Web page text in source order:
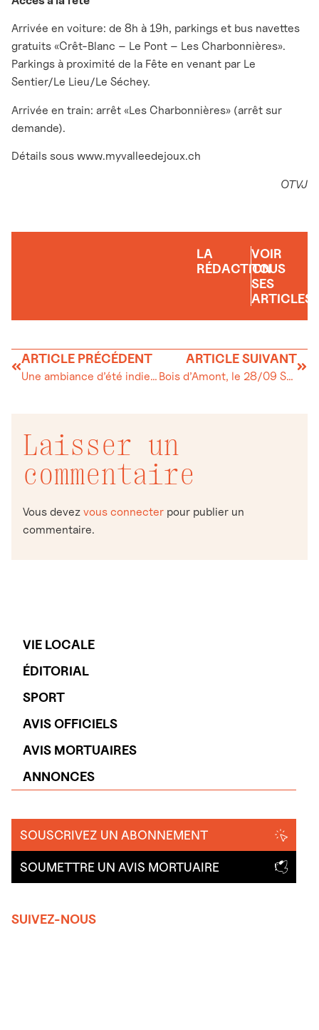
VIE LOCALE
ÉDITORIAL
SPORT
AVIS OFFICIELS
AVIS MORTUAIRES
ANNONCES
SOUSCRIVEZ UN ABONNEMENT
SOUMETTRE UN AVIS MORTUAIRE
SUIVEZ-NOUS
Arrivée en voiture: de 8h à 19h, parkings et bus navettes
gratuits «Crêt-Blanc – Le Pont – Les Charbonnières».
Parkings à proximité de la Fête en venant par Le
Sentier/Le Lieu/Le Séchey.
Arrivée en train: arrêt «Les Charbonnières» (arrêt sur
demande).
Détails sous www.myvalleedejoux.ch
OTVJ
LA
RÉDACTION
VOIR
TOUS
SES
ARTICLES
ARTICLE PRÉCÉDENT
Une ambiance d’été indien au lac de Joux pour la rencontre des pêcheurs sportifs de La Vallée
ARTICLE SUIVANT
Bois d’Amont, le 28/09 SuperMâle
Laisser un
commentaire
Vous devez vous connecter pour publier un
commentaire.